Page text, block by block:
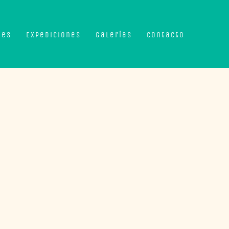
Expediciones Galerías Contacto